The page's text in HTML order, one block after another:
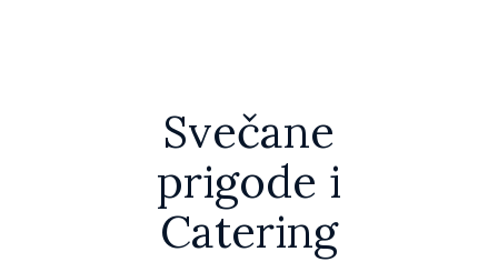
Svečane
prigode i
Catering